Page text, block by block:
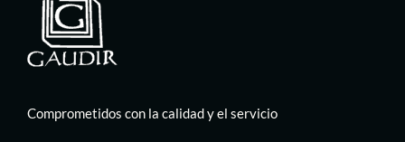
Comprometidos con la calidad y el servicio